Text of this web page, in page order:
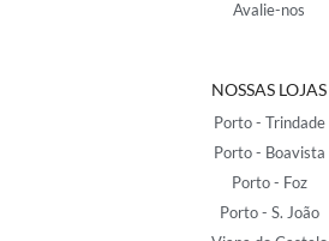
Avalie-nos
NOSSAS LOJAS
Porto - Trindade
Porto - Boavista
Porto - Foz
Porto - S. João